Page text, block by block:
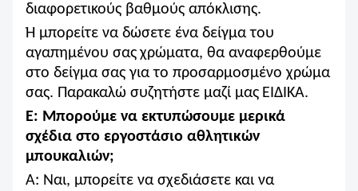
διαφορετικούς βαθμούς απόκλισης.
Ή μπορείτε να δώσετε ένα δείγμα του
αγαπημένου σας χρώματα, θα αναφερθούμε
στο δείγμα σας για το προσαρμοσμένο χρώμα
σας. Παρακαλώ συζητήστε μαζί μας ΕΙΔΙΚΑ.
Ε: Μπορούμε να εκτυπώσουμε μερικά
σχέδια στο εργοστάσιο αθλητικών
μπουκαλιών;
Α: Ναι, μπορείτε να σχεδιάσετε και να